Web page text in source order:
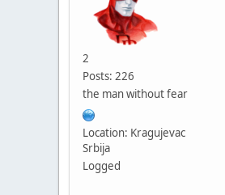
2
Posts: 226
the man without fear
Location: Kragujevac
Srbija
Logged